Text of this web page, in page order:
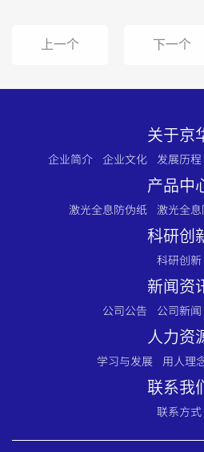
上一个 下一个
关于京
企业简介 企业文化 发展历程
产品中
激光全息防伪纸 激光全
科研创
科研创新
新闻资
公司公告
公司新闻
人力资
学习与发展
用人理
联系我
联系方式